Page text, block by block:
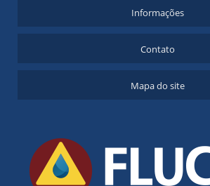
Informações
Contato
Mapa do site